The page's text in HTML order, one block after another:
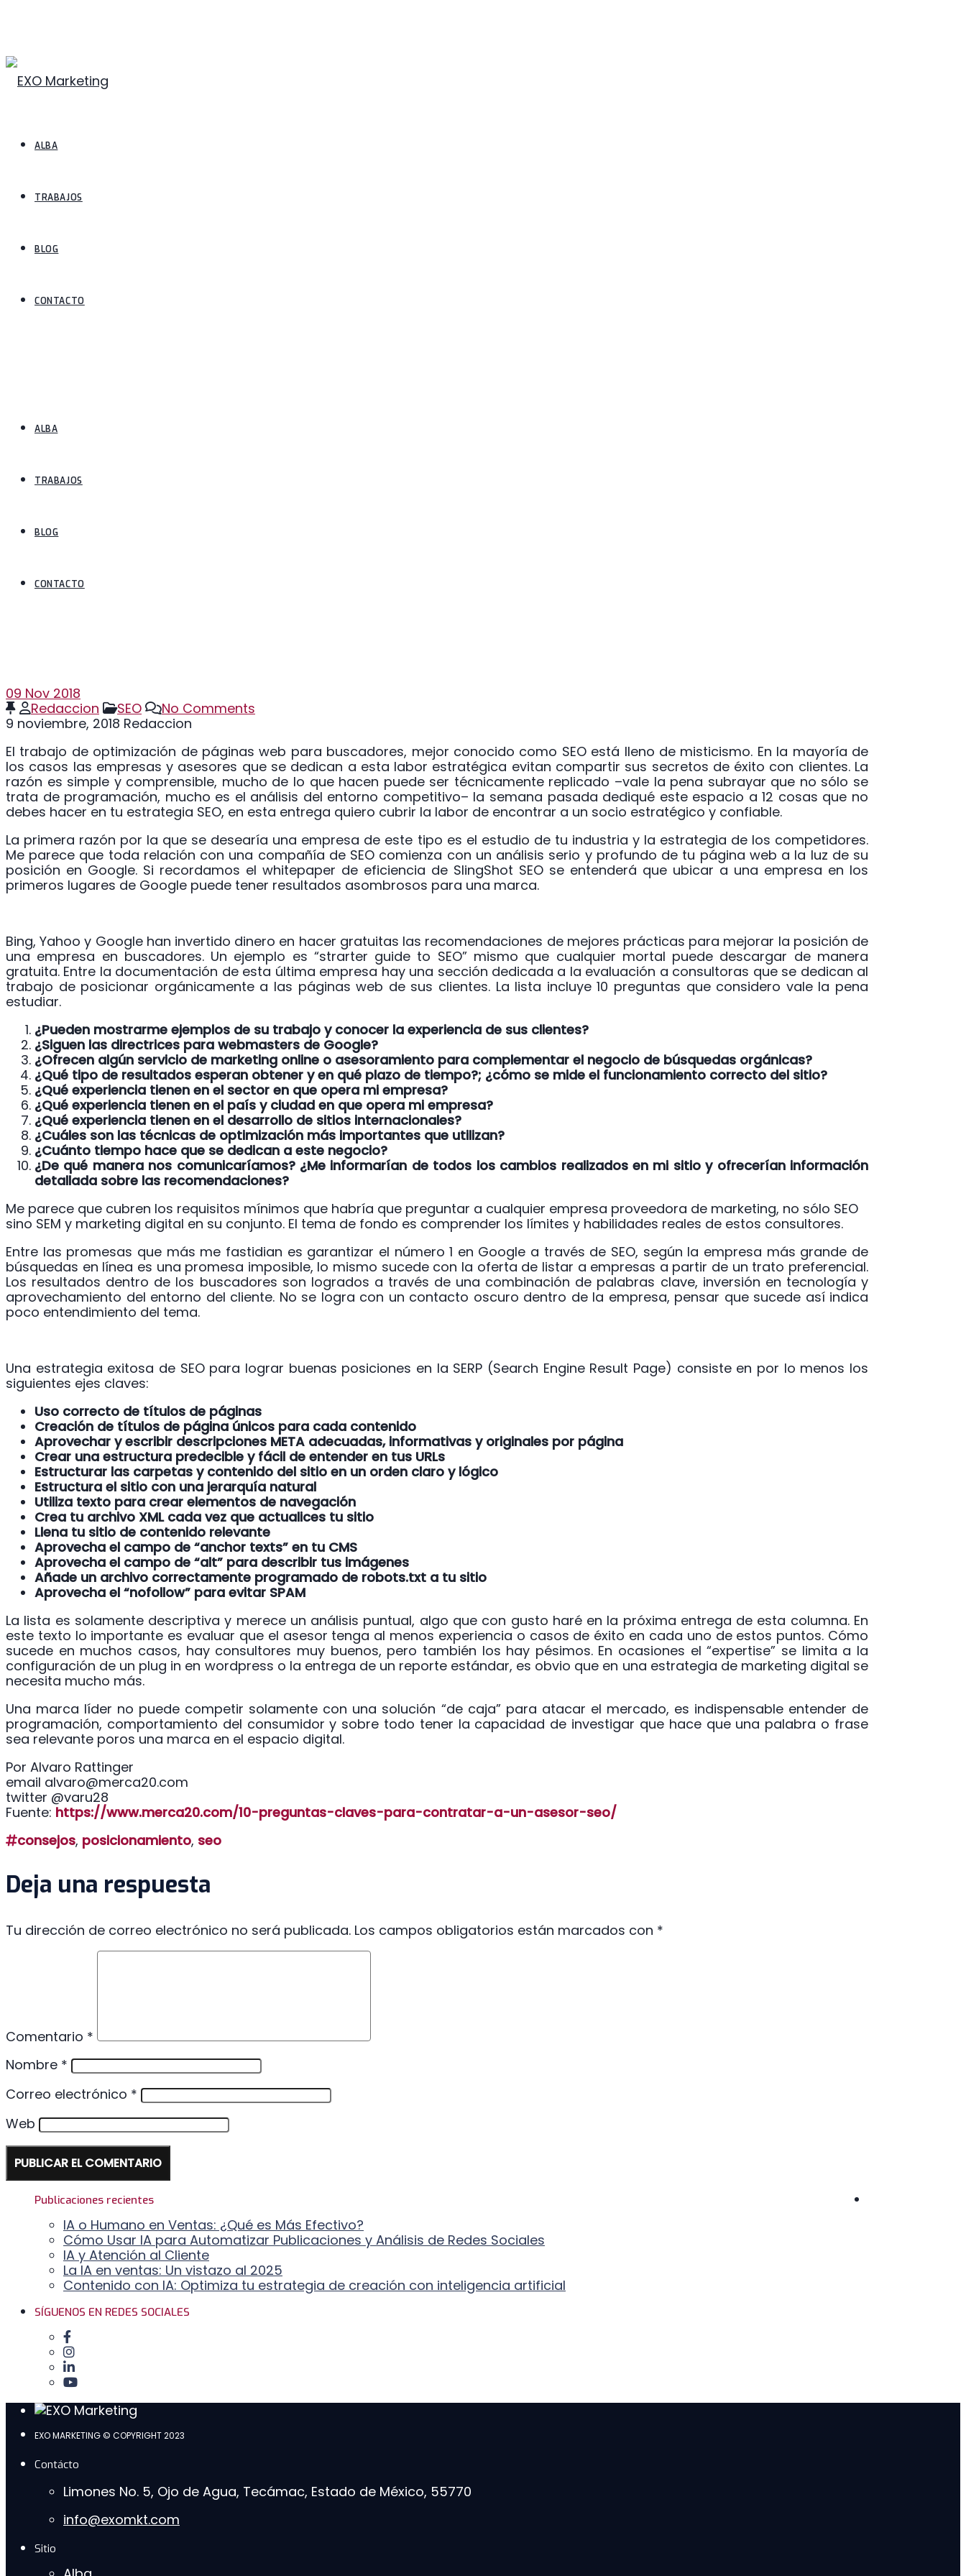
ALBA
TRABAJOS
BLOG
CONTACTO
ALBA
TRABAJOS
BLOG
CONTACTO
09 Nov 2018
Redaccion
SEO
No Comments
9 noviembre, 2018 Redaccion
El trabajo de optimización de páginas web para buscadores, mejor conocido como SEO está lleno de misticismo. En la mayoría de
los casos las empresas y asesores que se dedican a esta labor estratégica evitan compartir sus secretos de éxito con clientes. La
razón es simple y comprensible, mucho de lo que hacen puede ser técnicamente replicado –vale la pena subrayar que no sólo se
trata de programación, mucho es el análisis del entorno competitivo– la semana pasada dediqué este espacio a 12 cosas que no
debes hacer en tu estrategia SEO, en esta entrega quiero cubrir la labor de encontrar a un socio estratégico y confiable.
La primera razón por la que se desearía una empresa de este tipo es el estudio de tu industria y la estrategia de los competidores.
Me parece que toda relación con una compañía de SEO comienza con un análisis serio y profundo de tu página web a la luz de su
posición en Google. Si recordamos el whitepaper de eficiencia de SlingShot SEO se entenderá que ubicar a una empresa en los
primeros lugares de Google puede tener resultados asombrosos para una marca.
Bing, Yahoo y Google han invertido dinero en hacer gratuitas las recomendaciones de mejores prácticas para mejorar la posición de
una empresa en buscadores. Un ejemplo es “strarter guide to SEO” mismo que cualquier mortal puede descargar de manera
gratuita. Entre la documentación de esta última empresa hay una sección dedicada a la evaluación a consultoras que se dedican al
trabajo de posicionar orgánicamente a las páginas web de sus clientes. La lista incluye 10 preguntas que considero vale la pena
estudiar.
¿Pueden mostrarme ejemplos de su trabajo y conocer la experiencia de sus clientes?
¿Siguen las directrices para webmasters de Google?
¿Ofrecen algún servicio de marketing online o asesoramiento para complementar el negocio de búsquedas orgánicas?
¿Qué tipo de resultados esperan obtener y en qué plazo de tiempo?; ¿cómo se mide el funcionamiento correcto del sitio?
¿Qué experiencia tienen en el sector en que opera mi empresa?
¿Qué experiencia tienen en el país y ciudad en que opera mi empresa?
¿Qué experiencia tienen en el desarrollo de sitios internacionales?
¿Cuáles son las técnicas de optimización más importantes que utilizan?
¿Cuánto tiempo hace que se dedican a este negocio?
¿De qué manera nos comunicaríamos? ¿Me informarían de todos los cambios realizados en mi sitio y ofrecerían información
detallada sobre las recomendaciones?
Me parece que cubren los requisitos mínimos que habría que preguntar a cualquier empresa proveedora de marketing, no sólo SEO
sino SEM y marketing digital en su conjunto. El tema de fondo es comprender los límites y habilidades reales de estos consultores.
Entre las promesas que más me fastidian es garantizar el número 1 en Google a través de SEO, según la empresa más grande de
búsquedas en línea es una promesa imposible, lo mismo sucede con la oferta de listar a empresas a partir de un trato preferencial.
Los resultados dentro de los buscadores son logrados a través de una combinación de palabras clave, inversión en tecnología y
aprovechamiento del entorno del cliente. No se logra con un contacto oscuro dentro de la empresa, pensar que sucede así indica
poco entendimiento del tema.
Una estrategia exitosa de SEO para lograr buenas posiciones en la SERP (Search Engine Result Page) consiste en por lo menos los
siguientes ejes claves:
Uso correcto de títulos de páginas
Creación de títulos de página únicos para cada contenido
Aprovechar y escribir descripciones META adecuadas, informativas y originales por página
Crear una estructura predecible y fácil de entender en tus URLs
Estructurar las carpetas y contenido del sitio en un orden claro y lógico
Estructura el sitio con una jerarquía natural
Utiliza texto para crear elementos de navegación
Crea tu archivo XML cada vez que actualices tu sitio
Llena tu sitio de contenido relevante
Aprovecha el campo de “anchor texts” en tu CMS
Aprovecha el campo de “alt” para describir tus imágenes
Añade un archivo correctamente programado de robots.txt a tu sitio
Aprovecha el “nofollow” para evitar SPAM
La lista es solamente descriptiva y merece un análisis puntual, algo que con gusto haré en la próxima entrega de esta columna. En
este texto lo importante es evaluar que el asesor tenga al menos experiencia o casos de éxito en cada uno de estos puntos. Cómo
sucede en muchos casos, hay consultores muy buenos, pero también los hay pésimos. En ocasiones el “expertise” se limita a la
configuración de un plug in en wordpress o la entrega de un reporte estándar, es obvio que en una estrategia de marketing digital se
necesita mucho más.
Una marca líder no puede competir solamente con una solución “de caja” para atacar el mercado, es indispensable entender de
programación, comportamiento del consumidor y sobre todo tener la capacidad de investigar que hace que una palabra o frase
sea relevante poros una marca en el espacio digital.
Por Alvaro Rattinger
email alvaro@merca20.com
twitter @varu28
Fuente: https://www.merca20.com/10-preguntas-claves-para-contratar-a-un-asesor-seo/
consejos, posicionamiento, seo
Deja una respuesta
Tu dirección de correo electrónico no será publicada. Los campos obligatorios están marcados con *
Comentario *
Nombre *
Correo electrónico *
Web
Publicaciones recientes
IA o Humano en Ventas: ¿Qué es Más Efectivo?
Cómo Usar IA para Automatizar Publicaciones y Análisis de Redes Sociales
IA y Atención al Cliente
La IA en ventas: Un vistazo al 2025
Contenido con IA: Optimiza tu estrategia de creación con inteligencia artificial
SÍGUENOS EN REDES SOCIALES
EXO MARKETING © COPYRIGHT 2023
Contácto
Limones No. 5, Ojo de Agua, Tecámac, Estado de México, 55770
info@exomkt.com
Sitio